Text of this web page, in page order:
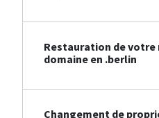
Restauration de votre
domaine en .berlin
Changement de